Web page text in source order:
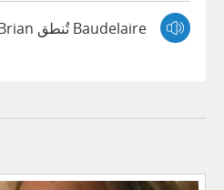
Baudelaire تُنطق Brian